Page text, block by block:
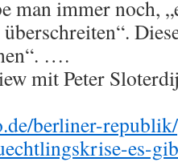
man immer noch,
….
mit Peter
berliner-
es-